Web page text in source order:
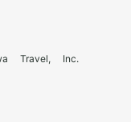
Travel, Inc.